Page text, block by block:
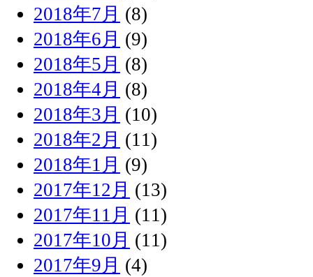
2018年7月 (8)
2018年6月 (9)
2018年5月 (8)
2018年4月 (8)
2018年3月 (10)
2018年2月 (11)
2018年1月 (9)
2017年12月 (13)
2017年11月 (11)
2017年10月 (11)
2017年9月 (4)